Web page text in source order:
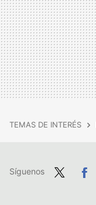
TEMAS DE INTERÉS
Síguenos